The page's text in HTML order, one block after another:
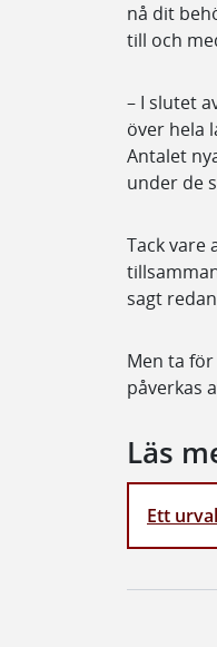
nå dit
till och
– I slutet
över hela
Antalet
under de
Tack vare
sagt
Men ta
påverkas
Läs
Ett